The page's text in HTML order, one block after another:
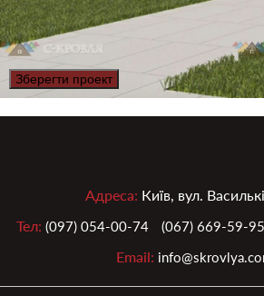
Зберегти проект
Адреса: Київ, вул.
Тел: (097) 054-00-74 (067) 669-59-95
Email: